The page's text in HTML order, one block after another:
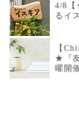
4/8【
るイ
【
★『
曜開